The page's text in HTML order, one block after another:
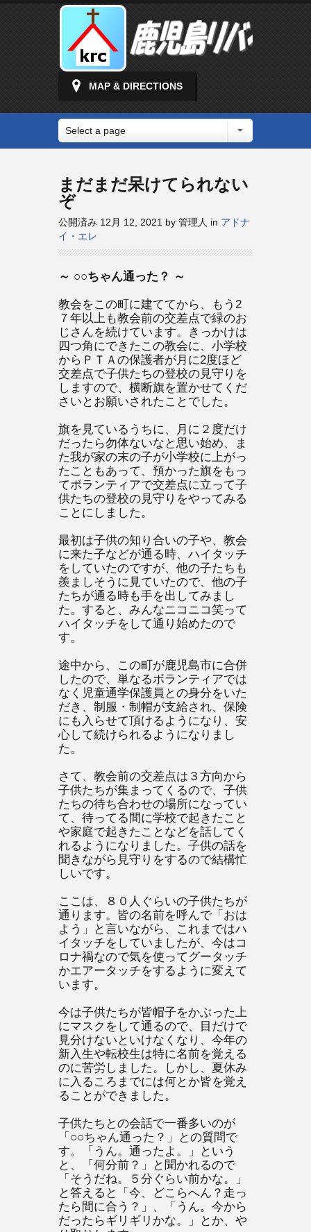
MAP & DIRECTIONS
Select a page
まだまだ呆けてられない
ぞ
公開済み 12月 12, 2021 by 管理人 in アドナ
イ・エレ
～ ○○ちゃん通った？ ～
教会をこの町に建ててから、もう2
７年以上も教会前の交差点で緑のお
じさんを続けています。きっかけは
四つ角にできたこの教会に、小学校
からＰＴＡの保護者が月に2度ほど
交差点で子供たちの登校の見守りを
しますので、横断旗を置かせてくだ
さいとお願いされたことでした。
旗を見ているうちに、月に２度だけ
だったら勿体ないなと思い始め、ま
た我が家の末の子が小学校に上がっ
たこともあって、預かった旗をもっ
てボランティアで交差点に立って子
供たちの登校の見守りをやってみる
ことにしました。
最初は子供の知り合いの子や、教会
に来た子などが通る時、ハイタッチ
をしていたのですが、他の子たちも
羨ましそうに見ていたので、他の子
たちが通る時も手を出してみまし
た。すると、みんなニコニコ笑って
ハイタッチをして通り始めたので
す。
途中から、この町が鹿児島市に合併
したので、単なるボランティアでは
なく児童通学保護員との身分をいた
だき、制服・制帽が支給され、保険
にも入らせて頂けるようになり、安
心して続けられるようになりまし
た。
さて、教会前の交差点は３方向から
子供たちが集まってくるので、子供
たちの待ち合わせの場所になってい
て、待ってる間に学校で起きたこと
や家庭で起きたことなどを話してく
れるようになりました。子供の話を
聞きながら見守りをするので結構忙
しいです。
ここは、８０人ぐらいの子供たちが
通ります。皆の名前を呼んで「おは
よう」と言いながら、これまではハ
イタッチをしていましたが、今はコ
ロナ禍なので気を使ってグータッチ
かエアータッチをするように変えて
います。
今は子供たちが皆帽子をかぶった上
にマスクをして通るので、目だけで
見分けないといけなくなり、今年の
新入生や転校生は特に名前を覚える
のに苦労しました。しかし、夏休み
に入るころまでには何とか皆を覚え
ることができました。
子供たちとの会話で一番多いのが
「○○ちゃん通った？」との質問で
す。「うん。通ったよ。」という
と、「何分前？」と聞かれるので
「そうだね。５分ぐらい前かな。」
と答えると「今、どこらへん？走っ
たら間に合う？」、「うん。今から
だったらギリギリかな。」とか、や